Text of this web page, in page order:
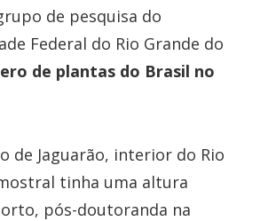
de pesquisa do
Federal do Rio Grande do
de plantas do Brasil no
de Jaguarão, interior do Rio
tinha uma altura
pós-doutoranda na